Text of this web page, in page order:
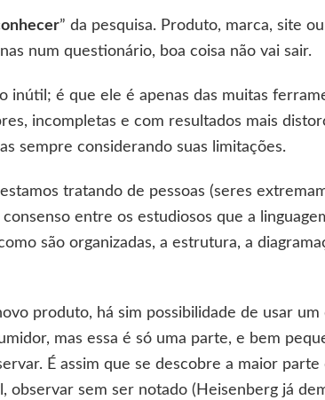
” da pesquisa. Produto, marca, site
num questionário, boa coisa não vai sair.
inútil; é que ele é apenas das muitas
incompletas e com resultados mais
sempre considerando suas limitações.
tratando de pessoas (seres
entre os estudiosos que a
são organizadas, a estrutura, a
produto, há sim possibilidade de usar
mas essa é só uma parte, e bem
É assim que se descobre a maior
observar sem ser notado (Heisenberg já